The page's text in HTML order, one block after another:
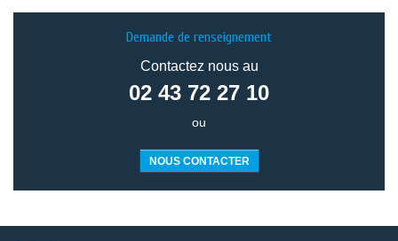
Demande de renseignement
Contactez nous au
02 43 72 27 10
ou
NOUS CONTACTER